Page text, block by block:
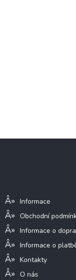
Informace
Obchodní
Informace o
Informace o
Kontakty
O nás